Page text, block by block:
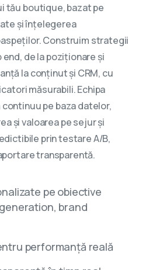
tău boutique, bazat pe
și înțelegerea
Construim strategii
de la poziționare și
la conținut și CRM, cu
măsurabili. Echipa
pe baza datelor,
și valoarea pe sejur și
prin testare A/B,
transparentă.
pe obiective
brand
performanță reală